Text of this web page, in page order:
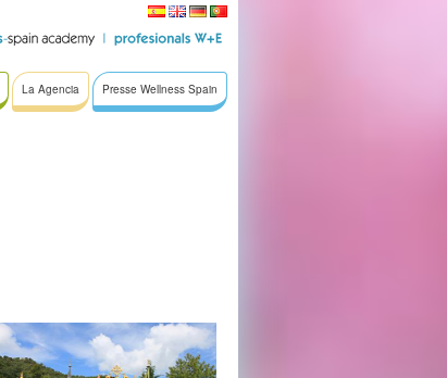
La Agencia Presse Wellness Spain